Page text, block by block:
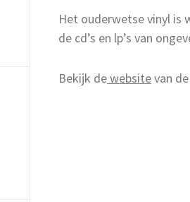
Het ouderwetse vinyl is
de cd’s en lp’s van
Bekijk dewebsitevan